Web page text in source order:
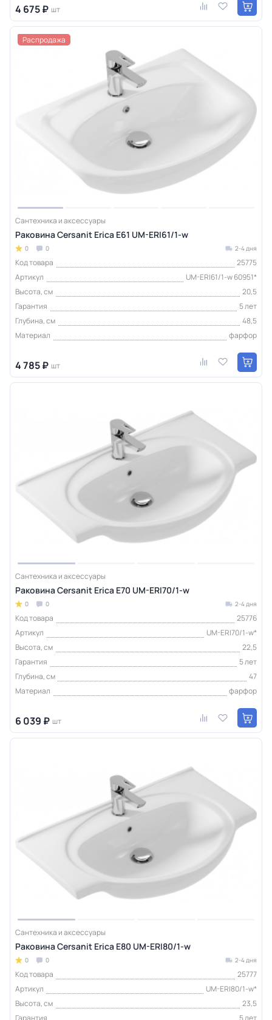
4 675 ₽ шт
Распродажа
Сантехника и аксессуары
Раковина Cersanit Erica E61 UM-ERI61/1-w
0 0 2-4 дня
Код товара
25775
Артикул
UM-ERI61/1-w 60951*
Высота, см
20,5
Гарантия
5 лет
Глубина, см
48,5
Материал
фарфор
4 785 ₽ шт
Сантехника и аксессуары
Раковина Cersanit Erica E70 UM-ERI70/1-w
0 0 2-4 дня
Код товара
25776
Артикул
UM-ERI70/1-w*
Высота, см
22,5
Гарантия
5 лет
Глубина, см
47
Материал
фарфор
6 039 ₽ шт
Сантехника и аксессуары
Раковина Cersanit Erica E80 UM-ERI80/1-w
0 0 2-4 дня
Код товара
25777
Артикул
UM-ERI80/1-w*
Высота, см
23,5
Гарантия
5 лет